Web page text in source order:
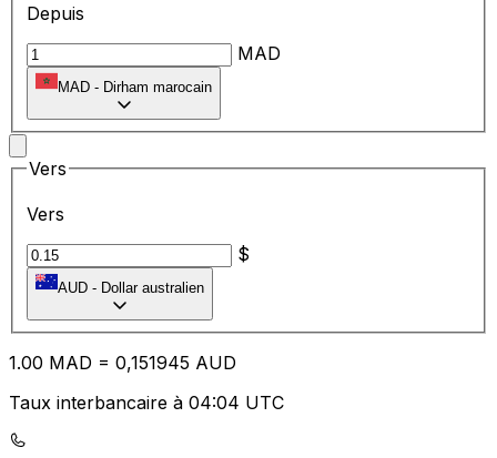
Depuis
MAD
MAD - Dirham marocain
Vers
Vers
$
AUD - Dollar australien
1.00 MAD = 0,151945 AUD
Taux interbancaire à 04:04 UTC